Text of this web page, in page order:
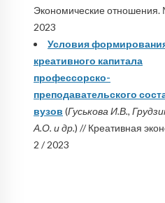
Экономические
2023
Условия
креативного капитала
профессорско-
преподавательского
вузов (Гуськова И.В.,
А.О. и др.) // Креативная
2 / 2023